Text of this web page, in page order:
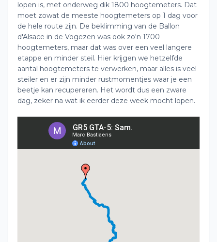
lopen is, met onderweg dik 1800 hoogtemeters. Dat
moet zowat de meeste hoogtemeters op 1 dag voor
de hele route zijn. De beklimming van de Ballon
d'Alsace in de Vogezen was ook zo'n 1700
hoogtemeters, maar dat was over een veel langere
etappe en minder steil. Hier krijgen we hetzelfde
aantal hoogtemeters te verwerken, maar alles is veel
steiler en er zijn minder rustmomentjes waar je een
beetje kan recupereren. Het wordt dus een zware
dag, zeker na wat ik eerder deze week mocht lopen.